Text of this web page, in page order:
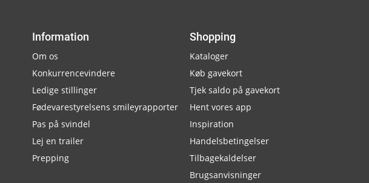
Information
Om os
Konkurrencevindere
Ledige stillinger
Fødevarestyrelsens smileyrapporter
Pas på svindel
Lej en trailer
Prepping
Shopping
Kataloger
Køb gavekort
Tjek saldo på gavekort
Hent vores app
Inspiration
Handelsbetingelser
Tilbagekaldelser
Brugsanvisninger